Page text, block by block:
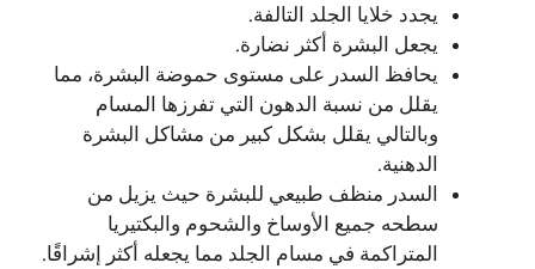
يجدد خلايا الجلد التالفة.
يجعل البشرة أكثر نضارة.
يحافظ السدر على مستوى حموضة البشرة، مما
يقلل من نسبة الدهون التي تفرزها المسام
وبالتالي يقلل بشكل كبير من مشاكل البشرة
الدهنية.
السدر منظف طبيعي للبشرة حيث يزيل من
سطحه جميع الأوساخ والشحوم والبكتيريا
المتراكمة في مسام الجلد مما يجعله أكثر إشراقًا.